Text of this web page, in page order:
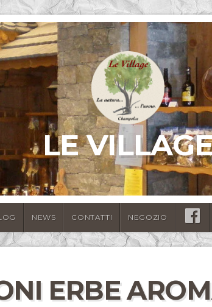
LE
NEWS CONTATTI NEGOZIO SEGUICI
SU
ERBE